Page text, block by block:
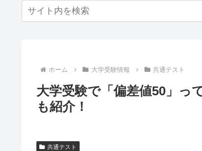
ホーム 大学受験情報 共通テスト
大学受験で「偏差値50」っ
も紹介！
共通テスト